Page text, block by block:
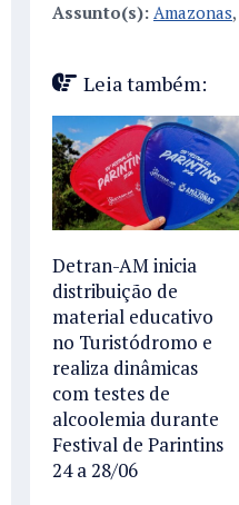
Assunto(s): Amazonas,
Leia também:
Detran-AM inicia
distribuição de
material educativo
no Turistódromo e
realiza dinâmicas
com testes de
alcoolemia durante
Festival de Parintins
24 a 28/06